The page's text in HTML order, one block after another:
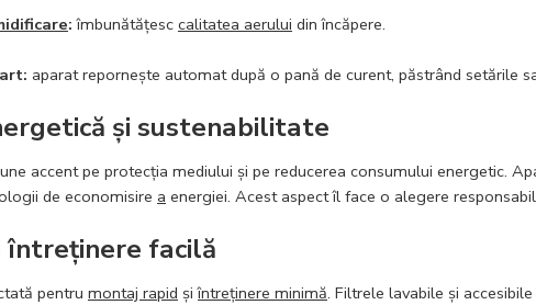
: îmbunătățesc calitatea aerului din încăpere.
aparat repornește automat după o pană de curent, păstrând setările
și sustenabilitate
accent pe protecția mediului și pe reducerea consumului energetic.
de economisire a energiei. Acest aspect îl face o alegere
întreținere facilă
pentru montaj rapid șiîntreținere minimă. Filtrele lavabile și